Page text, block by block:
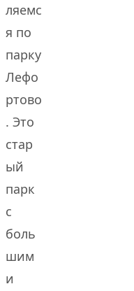
ляемс
я по
парку
Лефо
ртово
. Это
стар
ый
парк
с
боль
шим
и